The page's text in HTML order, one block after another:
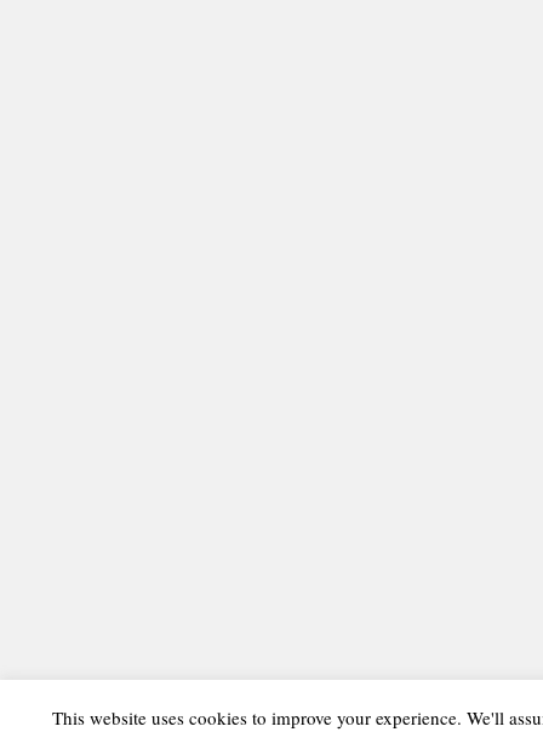
This website uses cookies to improve your experience. We'll